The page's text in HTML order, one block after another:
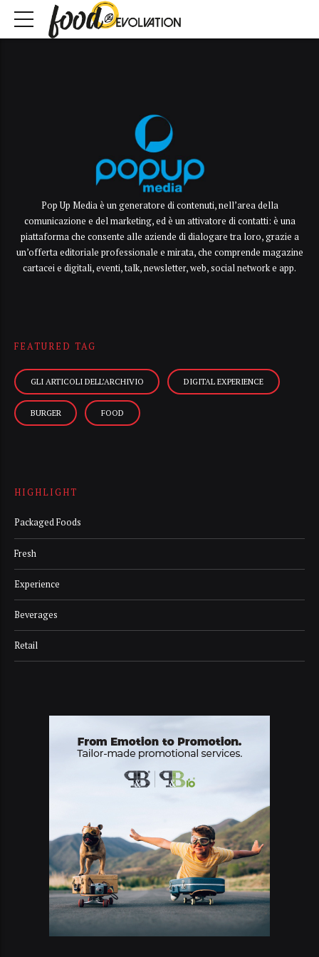
Pop Up Media è un generatore di contenuti, nell’area della
comunicazione e del marketing, ed è un attivatore di contatti: è una
piattaforma che consente alle aziende di dialogare tra loro, grazie a
un’offerta editoriale professionale e mirata, che comprende magazine
cartacei e digitali, eventi, talk, newsletter, web, social network e app.
FEATURED TAG
GLI ARTICOLI DELL’ARCHIVIO DIGITAL EXPERIENCE
BURGER FOOD
HIGHLIGHT
Packaged Foods
Fresh
Experience
Beverages
Retail